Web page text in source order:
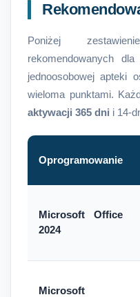
Poniżej
rekomendowanych
jednoosobowej apteki
wieloma punktami.
aktywacji 365 dni i 14-
Oprogramowanie
Microsoft Office
2024
Microsoft